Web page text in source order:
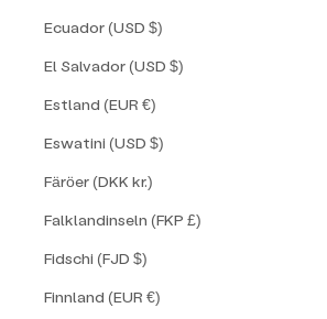
Ecuador (USD $)
El Salvador (USD $)
Estland (EUR €)
Eswatini (USD $)
Färöer (DKK kr.)
Falklandinseln (FKP £)
Fidschi (FJD $)
Finnland (EUR €)